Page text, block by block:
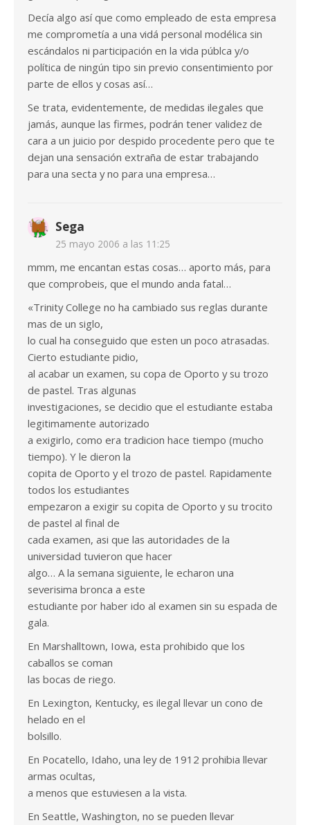
Decía algo así que como empleado de esta empresa
me comprometía a una vidá personal modélica sin
escándalos ni participación en la vida públca y/o
política de ningún tipo sin previo consentimiento por
parte de ellos y cosas así…
Se trata, evidentemente, de medidas ilegales que
jamás, aunque las firmes, podrán tener validez de
cara a un juicio por despido procedente pero que te
dejan una sensación extraña de estar trabajando
para una secta y no para una empresa…
Sega
25 mayo 2006 a las 11:25
mmm, me encantan estas cosas… aporto más, para
que comprobeis, que el mundo anda fatal…
«Trinity College no ha cambiado sus reglas durante
mas de un siglo,
lo cual ha conseguido que esten un poco atrasadas.
Cierto estudiante pidio,
al acabar un examen, su copa de Oporto y su trozo
de pastel. Tras algunas
investigaciones, se decidio que el estudiante estaba
legitimamente autorizado
a exigirlo, como era tradicion hace tiempo (mucho
tiempo). Y le dieron la
copita de Oporto y el trozo de pastel. Rapidamente
todos los estudiantes
empezaron a exigir su copita de Oporto y su trocito
de pastel al final de
cada examen, asi que las autoridades de la
universidad tuvieron que hacer
algo… A la semana siguiente, le echaron una
severisima bronca a este
estudiante por haber ido al examen sin su espada de
gala.
En Marshalltown, Iowa, esta prohibido que los
caballos se coman
las bocas de riego.
En Lexington, Kentucky, es ilegal llevar un cono de
helado en el
bolsillo.
En Pocatello, Idaho, una ley de 1912 prohibia llevar
armas ocultas,
a menos que estuviesen a la vista.
En Seattle, Washington, no se pueden llevar